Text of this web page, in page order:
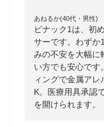
あねるか(40代・男性)
ピナック1は、初
サーです。わずか
みの不安を大幅に
い方でも安心です
ィングで金属ア
K。医療用具承認
を開けられます。